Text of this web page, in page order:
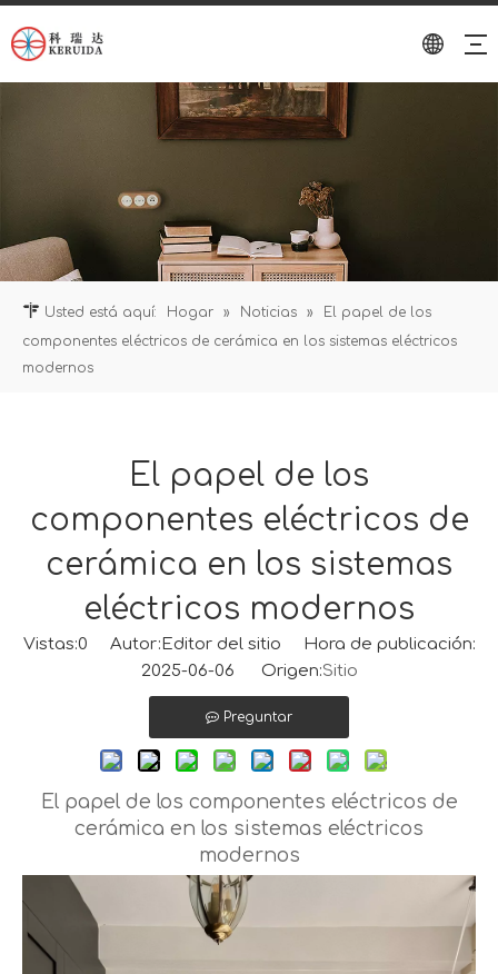
Usted está aquí: Hogar » Noticias »
El papel de los
componentes eléctricos de cerámica en los sistemas eléctricos
modernos
El papel de los
componentes eléctricos de
cerámica en los sistemas
eléctricos modernos
Vistas:0 Autor:Editor del sitio Hora de publicación:
2025-06-06 Origen:Sitio
Preguntar
El papel de los componentes eléctricos de
cerámica en los sistemas eléctricos
modernos